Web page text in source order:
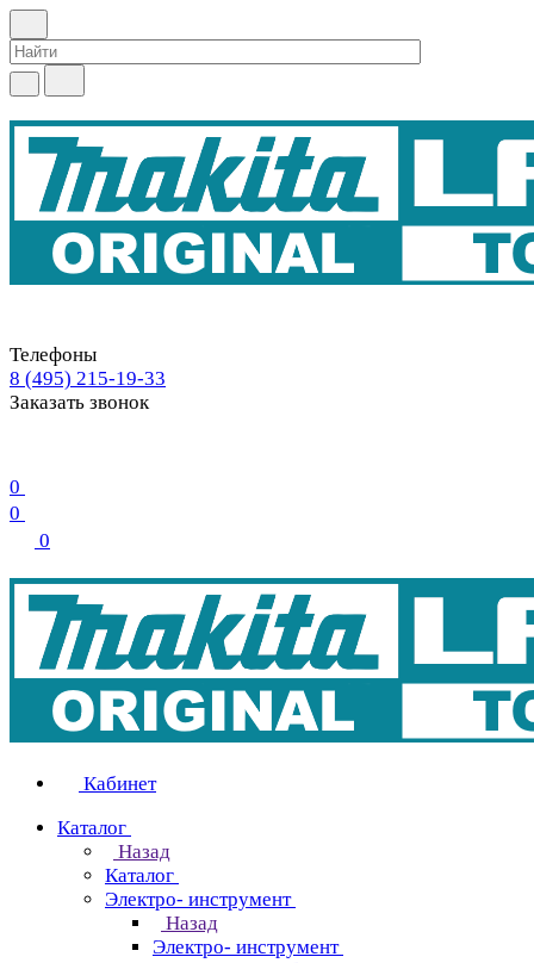
Телефоны
8 (495) 215-19-33
Заказать звонок
0
0
0
Кабинет
Каталог
Назад
Каталог
Электро- инструмент
Назад
Электро- инструмент